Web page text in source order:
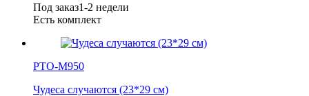
Под заказ1-2 недели
Есть комплект
РТО-М950
Чудеса случаются (23*29 см)